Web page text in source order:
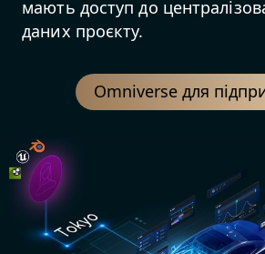
мають доступ до
даних проєкту.
Omniverse для